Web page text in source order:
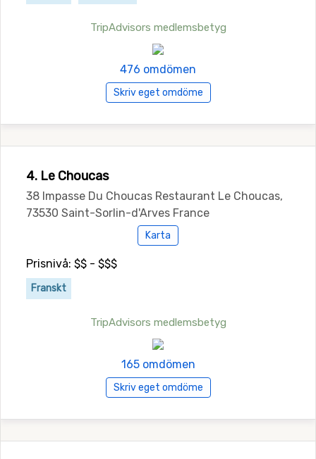
TripAdvisors medlemsbetyg
476 omdömen
Skriv eget omdöme
4. Le Choucas
38 Impasse Du Choucas Restaurant Le Choucas,
73530 Saint-Sorlin-d'Arves France
Karta
Prisnivå: $$ - $$$
Franskt
TripAdvisors medlemsbetyg
165 omdömen
Skriv eget omdöme